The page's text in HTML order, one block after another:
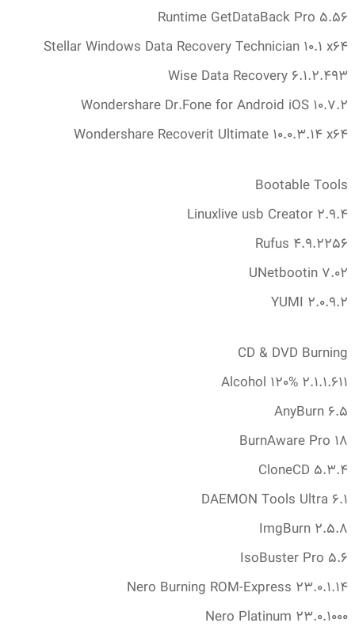
Runtime GetDataBack Pro 5.‎56
Stellar Windows Data Recovery Technician 10.‎1 x64
Wise Data Recovery 6.‎1.‎2.‎493
Wondershare Dr.Fone for Android iOS 10.‎7.‎2
Wondershare Recoverit Ultimate 10.‎0.‎3.‎14 x64
Bootable Tools
Linuxlive usb Creator 2.‎9.‎4
Rufus 4.‎9.‎2256
UNetbootin 7.‎02
YUMI 2.‎0.‎9.‎2
CD & DVD Burning
Alcohol 120% 2.‎1.‎1.‎611
AnyBurn 6.‎5
BurnAware Pro 18
CloneCD 5.‎3.‎4
DAEMON Tools Ultra 6.‎1
ImgBurn 2.‎5.‎8
IsoBuster Pro 5.‎6
Nero Burning ROM-Express 23.‎0.‎1.‎14
Nero Platinum 23.‎0.‎1000